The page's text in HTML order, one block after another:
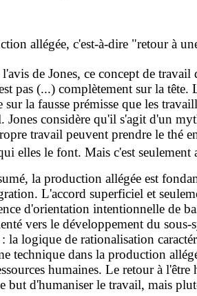
allégée, c'est-à-dire "retour à
de Jones, ce concept de
pas (...) complètement sur la tête.
sur la fausse prémisse que les
Jones considère qu'il s'agit d'un
travail peuvent prendre le thé
elles le font. Mais c'est
la production allégée est
L'accord superficiel et
d'orientation intentionnelle de
vers le développement du
la logique de rationalisation
technique dans la production
humaines. Le retour à
but d'humaniser le travail, mais